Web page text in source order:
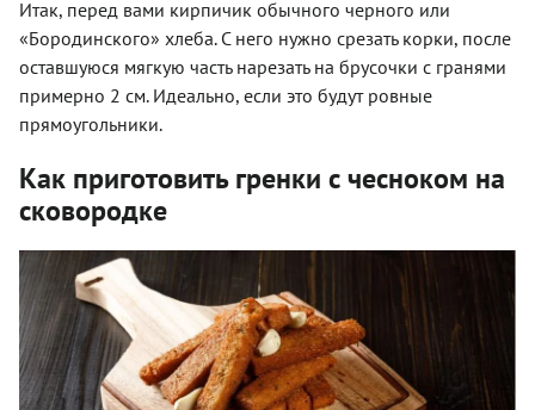
Итак, перед вами кирпичик обычного черного или
«Бородинского» хлеба. С него нужно срезать корки, после
оставшуюся мягкую часть нарезать на брусочки с гранями
примерно 2 см. Идеально, если это будут ровные
прямоугольники.
Как приготовить гренки с чесноком на
сковородке